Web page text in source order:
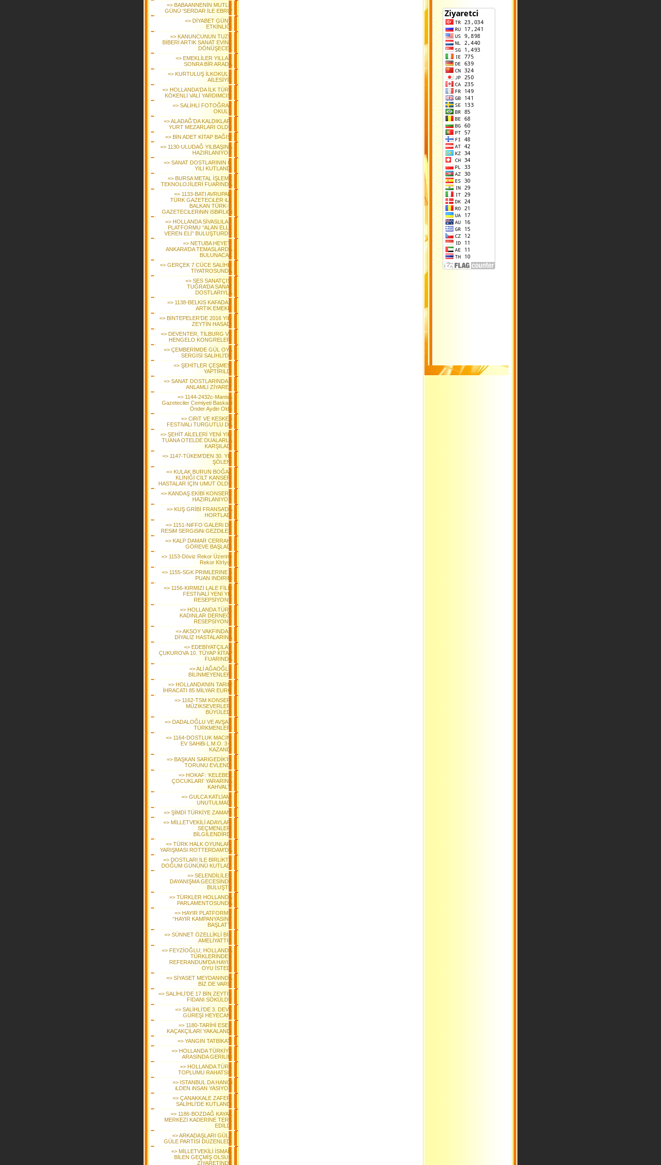
=> BABAANNENİN MUTLU
GÜNÜ 'SERDAR İLE EBRU'
=> DİYABET GÜNÜ
ETKİNLİĞİ
=> KANUNCUNUN TUZU
BİBERİ ARTIK SANAT EVİNE
DÖNÜŞECEK
=> EMEKLİLER YILLAR
SONRA BİR ARADA
=> KURTULUŞ İLKOKULU
AİLESİYİZ
=> HOLLANDA'DA İLK TÜRK
KÖKENLİ VALİ YARDIMCISI
=> SALİHLİ FOTOĞRAF
OKULU
=> ALADAĞ’DA KALDIKLARI
YURT MEZARLARI OLDU
=> BİN ADET KİTAP BAĞIŞI
=> 1130-ULUDAĞ YILBAŞINA
HAZIRLANIYOR
=> SANAT DOSTLARININ 6.
YILI KUTLANDI
=> BURSA METAL İŞLEME
TEKNOLOJİLERİ FUARINDA
=> 1133-BATI AVRUPALI
TÜRK GAZETECiLER iLE
BALKAN TÜRK-Ü
GAZETECiLERiNiN iSBiRLiGi
=> HOLLANDA SİVASLILAR
PLATFORMU ‘’ALAN ELLE
VEREN ELİ’’ BULUŞTURDU
=> NETUBA HEYETİ
ANKARA’DA TEMASLARDA
BULUNACAK
=> GERÇEK 7 CÜCE SALİHLİ
TİYATROSUNDA
=> SES SANATÇISI
TUĞRA’DA SANAT
DOSTLARIYLA
=> 1138-BELKIS KAFADAR
ARTIK EMEKLİ
=> BİNTEPELER’DE 2016 YILI
ZEYTİN HASADI
=> DEVENTER, TİLBURG VE
HENGELO KONGRELERİ
=> ÇEMBERİMDE GÜL OYA
SERGİSİ SALİHLİ’DE
=> ŞEHİTLER ÇEŞMESİ
YAPTIRILDI
=> SANAT DOSTLARINDAN
ANLAMLI ZİYARET
=> 1144-2432c-Manisa
Gazeteciler Cemiyeti Baskani
Önder Aydin Oldu
=> CiRiT VE KESKES
FESTiVALi TURGUTLU DA
=> ŞEHİT AİLELERİ YENİ YILI
TUANA OTELDE DUALARLA
KARŞILADI
=> 1147-TÜKEM’DEN 30. YIL
ŞÖLENİ
=> KULAK BURUN BOĞAZ
KLİNİĞİ CİLT KANSERİ
HASTALAR İÇİN UMUT OLDU
=> KANDAŞ EKİBİ KONSERE
HAZIRLANIYOR
=> KUŞ GRİBİ FRANSA’DA
HORTLADI
=> 1151-NiFFO GALERi DE
RESiM SERGiSiNi GEZDiLER
=> KALP DAMAR CERRAHI
GÖREVE BAŞLADI
=> 1153-Döviz Rekor Üzerine
Rekor KIrIyor
=> 1155-SGK PRIMLERINE 5
PUAN INDIRIM
=> 1156-KIRMIZI LALE FİLM
FESTİVALİ YENİ YIL
RESEPSİYONU
=> HOLLANDA TÜRK
KADINLAR DERNEĞİ
RESEPSİYONU
=> AKSOY VAKFINDAN
DİYALİZ HASTALARINA
=> EDEBİYATÇILAR
ÇUKUROVA 10. TÜYAP KİTAP
FUARINDA
=> ALİ AĞAOĞLU
BİLİNMEYENLERİ
=> HOLLANDA’NIN TARIM
İHRACATI 85 MİLYAR EURO
=> 1162-TSM KONSERİ
MÜZİKSEVERLERİ
BÜYÜLEDİ
=> DADALOĞLU VE AVŞAR
TÜRKMENLERİ
=> 1164-DOSTLUK MACINI
EV SAHiBi L.M.O. 3-1
KAZANDI
=> BAŞKAN SARIGEDİK’İN
TORUNU EVLENDİ
=> HOKAF: ‘KELEBEK
ÇOCUKLARI’ YARARINA
KAHVALTI
=> GULCA KATLİAMI
UNUTULMADI
=> ŞİMDİ TÜRKİYE ZAMANI
=> MİLLETVEKİLİ ADAYLARI
SEÇMENLERİ
BİLGİLENDİRDİ
=> TÜRK HALK OYUNLARI
YARIŞMASI ROTTERDAM’DA
=> DOSTLARI İLE BİRLİKTE
DOĞUM GÜNÜNÜ KUTLADI
=> SELENDİLİLER
DAYANIŞMA GECESİNDE
BULUŞTU
=> TÜRKLER HOLLANDA
PARLAMENTOSUNDA
=> HAYIR PLATFORMU
“HAYIR KAMPANYASINI”
BAŞLATTI
=> SÜNNET ÖZELLİKLİ BİR
AMELİYATTIR
=> FEYZİOĞLU; HOLLANDA
TÜRKLERİNDEN
REFERANDUM’DA HAYIR
OYU İSTEDİ
=> SİYASET MEYDANINDA
BİZ DE VARIZ
=> SALİHLİ’DE 17 BİN ZEYTİN
FİDANI SÖKÜLDÜ
=> SALİHLİ’DE 3. DEVE
GÜREŞİ HEYECANI
=> 1180-TARİHİ ESER
KAÇAKÇILARI YAKALANDI
=> YANGIN TATBİKATI
=> HOLLANDA TÜRKİYE
ARASINDA GERİLİM
=> HOLLANDA TÜRK
TOPLUMU RAHATSIZ
=> ISTANBUL DA HANGi
iLDEN iNSAN YASIYOR
=> ÇANAKKALE ZAFERİ
SALİHLİ’DE KUTLANDI
=> 1186-BOZDAĞ KAYAK
MERKEZİ KADERİNE TERK
EDİLDİ
=> ARKADAŞLARI GÜLE
GÜLE PARTİSİ DÜZENLEDİ
=> MİLLETVEKİLİ İSMAİL
BİLEN GEÇMİŞ OLSUN
ZİYARETİNDE